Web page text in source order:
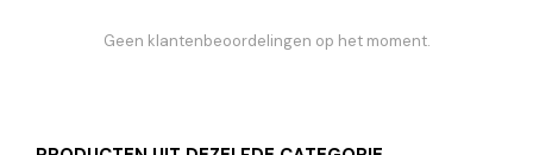
Geen klantenbeoordelingen op het moment.